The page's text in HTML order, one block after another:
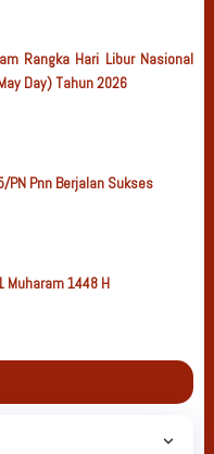
Rangka Hari Libur Nasional
Day) Tahun 2026
PN Pnn Berjalan Sukses
Muharam 1448 H